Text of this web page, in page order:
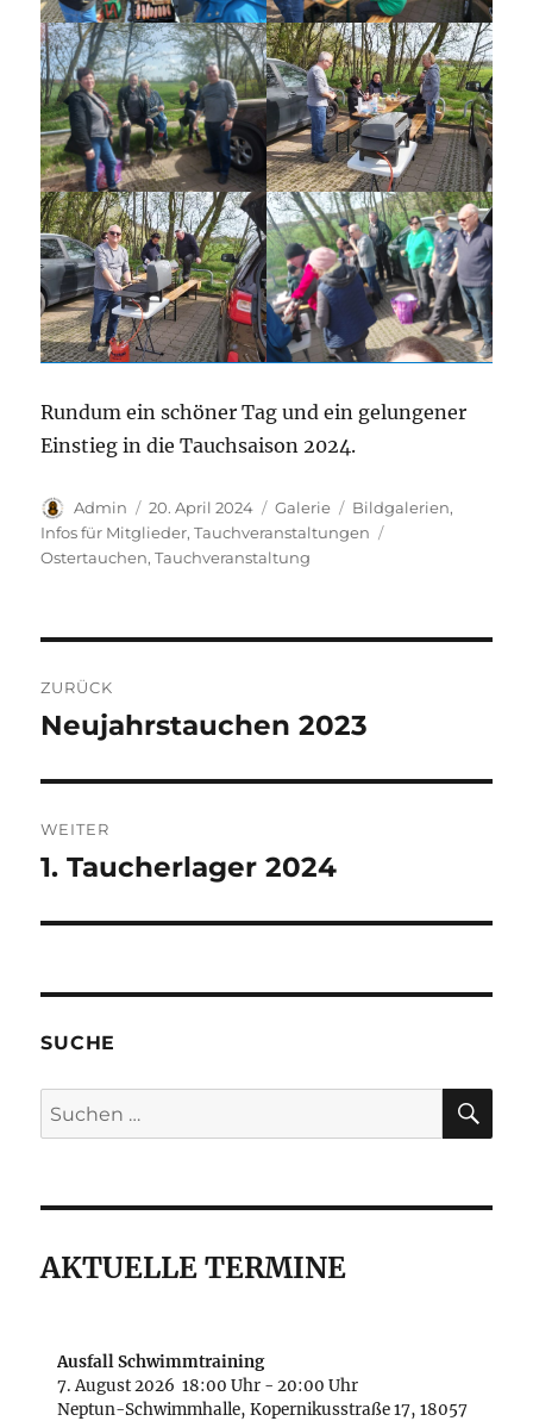
Rundum ein schöner Tag und ein gelungener
Einstieg in die Tauchsaison 2024.
Autor
Admin
Veröffentlicht
am
20. April 2024 Format
Galerie Kategorien
Bildgalerien,
Infos für Mitglieder,Tauchveranstaltungen
Ostertauchen,Tauchveranstaltung
ZURÜCK
Vorheriger
Neujahrstauchen 2023
WEITER
Nächster
1. Taucherlager 2024
SUCHE
Suche
nach:
AKTUELLE TERMINE
Ausfall Schwimmtraining
7. August 2026 18:00 Uhr -20:00 Uhr
Neptun-Schwimmhalle, Kopernikusstraße 17, 18057